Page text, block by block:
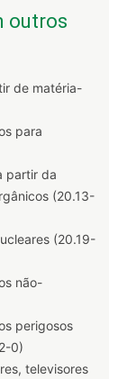
outros
de matéria-
para
partir da
(20.13-
(20.19-
não-
perigosos
0)
televisores